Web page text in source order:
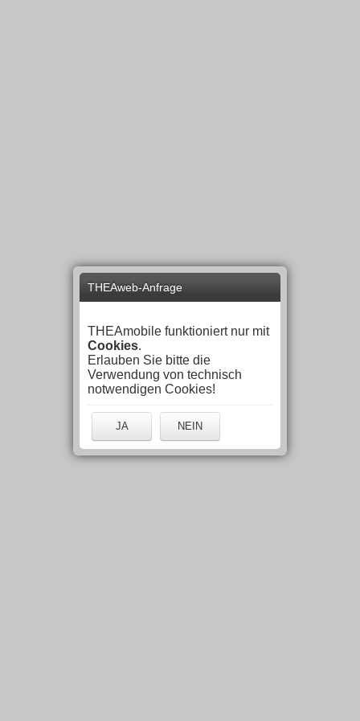
THEAweb-Anfrage
THEAmobile funktioniert nur mit
Cookies.
Erlauben Sie bitte die
Verwendung von technisch
notwendigen Cookies!
JA NEIN